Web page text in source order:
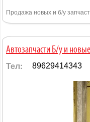
Продажа новых и б/у
Автозапчасти Б/у и
Тел: 89629414343